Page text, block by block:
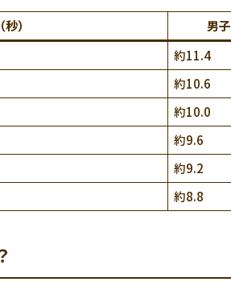
） 男子
約11.4
約10.6
約10.0
約9.6
約9.2
約8.8